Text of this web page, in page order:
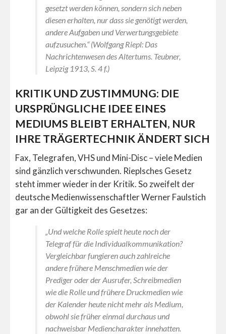
gesetzt werden können, sondern sich neben
diesen erhalten, nur dass sie genötigt werden,
andere Aufgaben und Verwertungsgebiete
aufzusuchen.“(Wolfgang Riepl: Das
Nachrichtenwesen des Altertums. Teubner,
Leipzig 1913, S. 4 f.)
KRITIK UND ZUSTIMMUNG: DIE
URSPRÜNGLICHE IDEE EINES
MEDIUMS BLEIBT ERHALTEN, NUR
IHRE TRÄGERTECHNIK ÄNDERT SICH
Fax, Telegrafen, VHS und Mini-Disc – viele Medien
sind gänzlich verschwunden. Rieplsches Gesetz
steht immer wieder in der Kritik. So zweifelt der
deutsche Medienwissenschaftler Werner Faulstich
gar an der Gültigkeit des Gesetzes:
„Und welche Rolle spielt heute noch der
Telegraf für die Individualkommunikation?
Vergleichbar fungieren auch zahlreiche
andere frühere Menschmedien wie der
Prediger oder der Ausrufer, Schreibmedien
wie die Rolle und frühere Druckmedien wie
der Kalender heute nicht mehr als Medium,
obwohl sie früher einmal durchaus und
nachweisbar Mediencharakter innehatten.